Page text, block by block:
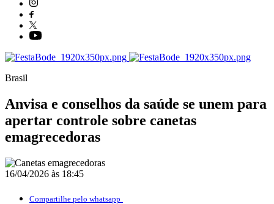
Brasil
Anvisa e conselhos da saúde se unem para
apertar controle sobre canetas
emagrecedoras
16/04/2026 às 18:45
Compartilhe pelo whatsapp